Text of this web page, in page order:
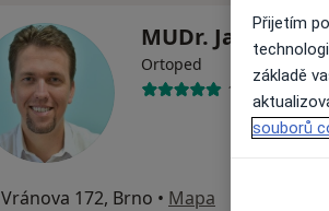
MUDr. Jan
Ortoped
149 názorů
Vránova 172, Brno • Mapa
Přijetím
základě
souborů